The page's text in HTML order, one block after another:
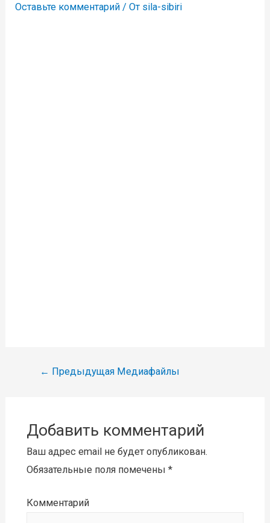
Оставьте комментарий / От sila-sibiri
Навигация
← Предыдущая Медиафайлы
Добавить комментарий
Ваш адрес email не будет опубликован.
Обязательные поля помечены *
Комментарий